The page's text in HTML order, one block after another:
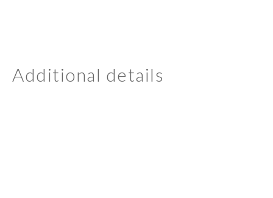
Additional details